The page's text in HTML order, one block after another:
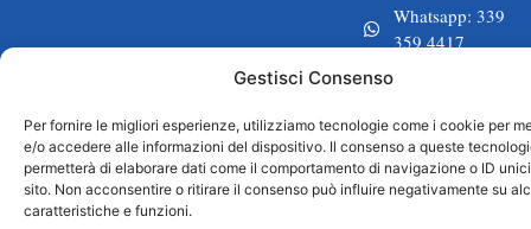
Gestisci Consenso
Per fornire le migliori esperienze, utilizziamo tecnologie come i cookie per
e/o accedere alle informazioni del dispositivo. Il consenso a queste
permetterà di elaborare dati come il comportamento di navigazione o ID
sito. Non acconsentire o ritirare il consenso può influire negativamente su
caratteristiche e funzioni.
Whatsapp: 339
359 4417
Privacy policyCookie policyP.IVA: 03397950043
Powered by 00UP